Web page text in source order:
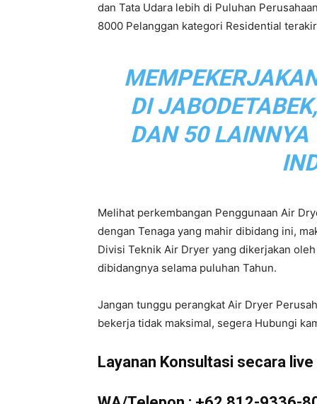
Cipta
Air
dan Tata Udara lebih di Puluhan
8000 Pelanggan kategori Residential
DI
DAN 50 LAINNYA
Melihat perkembangan Penggunaan Air
dengan Tenaga yang mahir dibidang ini,
Divisi Teknik Air Dryer yang dikerjakan
dibidangnya selama puluhan Tahun.
Jangan tunggu perangkat Air Dryer
bekerja tidak maksimal, segera Hubungi
Layanan Konsultasi secara live